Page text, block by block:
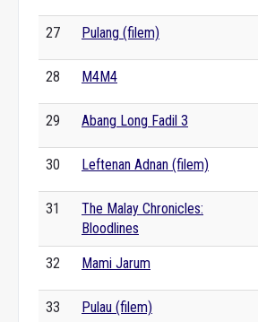
27 Pulang (filem)
28 M4M4
29 Abang Long Fadil 3
30 Leftenan Adnan (filem)
31
The Malay Chronicles:
Bloodlines
32 Mami Jarum
33 Pulau (filem)